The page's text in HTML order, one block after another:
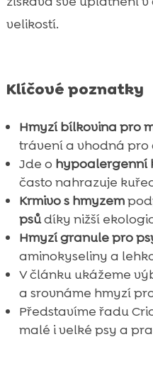
velikostí.
Klíčové poznatky
Hmyzí bílkovina pro
trávení a vhodná pro
Jde o hypoalergenní
často nahrazuje
Krmivo s hmyzem
psůdíky nižší
Hmyzí granule pro
aminokyseliny a
V článku ukážeme
a srovnáme hmyzí
Představíme řadu
malé i velké psy a